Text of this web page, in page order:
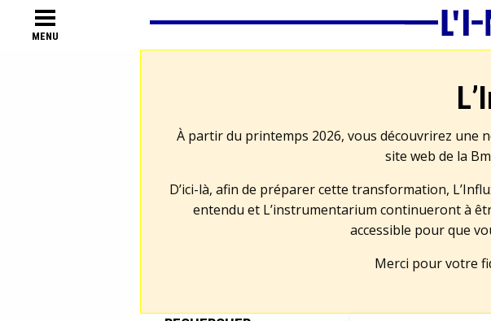
MENU
À partir du printemps 2026, vous découvrirez une
site web de la
D’ici-là, afin de préparer cette transformation,
entendu et L’instrumentarium continueront à
accessible pour que
Merci pour votre